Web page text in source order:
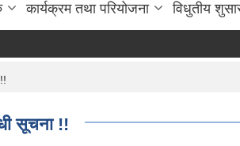
कार्यक्रम तथा परियोजना विधुतीय
सूचना !!